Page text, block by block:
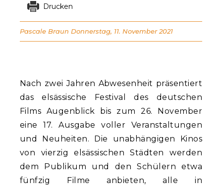
Nach zwei Jahren Abwesenheit präsentiert
das elsässische Festival des deutschen
Films Augenblick bis zum 26. November
eine 17. Ausgabe voller Veranstaltungen
und Neuheiten. Die unabhängigen Kinos
von vierzig elsässischen Städten werden
dem Publikum und den Schülern etwa
fünfzig Filme anbieten, alle in
Drucken
Pascale Braun Donnerstag, 11. November 2021